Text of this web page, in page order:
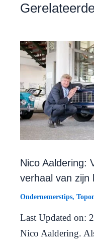
Nico Aaldering:
verhaal van zijn
Ondernemerstips,
Last Updated on:
Nico Aaldering.